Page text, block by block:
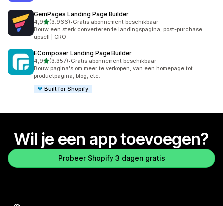
GemPages Landing Page Builder
4,9van 5 sterren
(3.966)
3966 recensies in totaal
•Gratis abonnement beschikbaar
Bouw een sterk converterende landingspagina, post-purchase
upsell | CRO
EComposer Landing Page Builder
4,9van 5 sterren
(3.357)
3357 recensies in totaal
•Gratis abonnement beschikbaar
Bouw pagina's om meer te verkopen, van een homepage tot
productpagina, blog, etc.
Built for Shopify
Wil je een app toevoegen?
Probeer Shopify 3 dagen gratis